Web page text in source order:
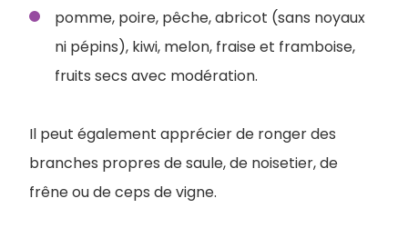
pomme, poire, pêche, abricot (sans noyaux
ni pépins), kiwi, melon, fraise et framboise,
fruits secs avec modération.
Il peut également apprécier de ronger des
branches propres de saule, de noisetier, de
frêne ou de ceps de vigne.